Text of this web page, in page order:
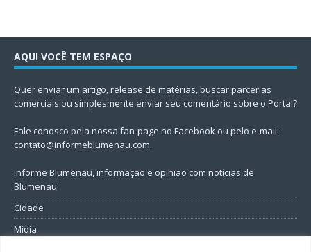
AQUI VOCÊ TEM ESPAÇO
Quer enviar um artigo, release de matérias, buscar parcerias
comerciais ou simplesmente enviar seu comentário sobre o Portal?
Fale conosco pela nossa fan-page no Facebook ou pelo e-mail:
contato@informeblumenau.com.
Informe Blumenau, informação e opinião com notícias de
Blumenau
Cidade
Mídia